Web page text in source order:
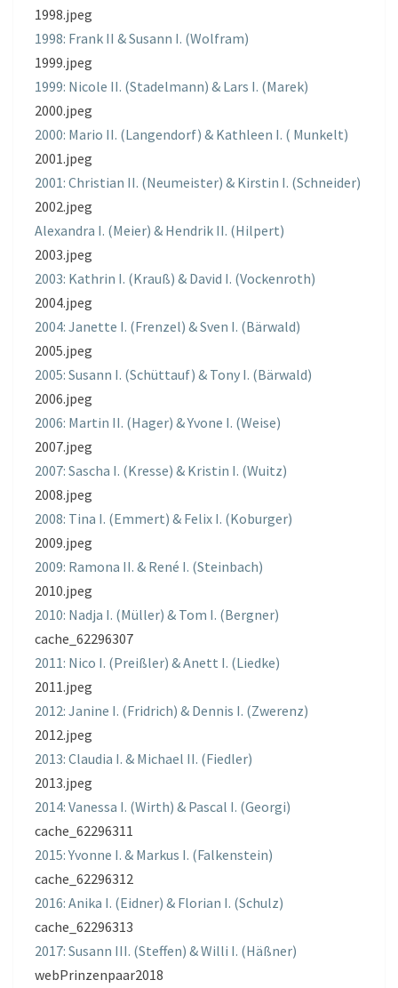
1998.jpeg
1998: Frank II & Susann I. (Wolfram)
1999.jpeg
1999: Nicole II. (Stadelmann) & Lars I. (Marek)
2000.jpeg
2000: Mario II. (Langendorf) & Kathleen I. ( Munkelt)
2001.jpeg
2001: Christian II. (Neumeister) & Kirstin I. (Schneider)
2002.jpeg
Alexandra I. (Meier) & Hendrik II. (Hilpert)
2003.jpeg
2003: Kathrin I. (Krauß) & David I. (Vockenroth)
2004.jpeg
2004: Janette I. (Frenzel) & Sven I. (Bärwald)
2005.jpeg
2005: Susann I. (Schüttauf) & Tony I. (Bärwald)
2006.jpeg
2006: Martin II. (Hager) & Yvone I. (Weise)
2007.jpeg
2007: Sascha I. (Kresse) & Kristin I. (Wuitz)
2008.jpeg
2008: Tina I. (Emmert) & Felix I. (Koburger)
2009.jpeg
2009: Ramona II. & René I. (Steinbach)
2010.jpeg
2010: Nadja I. (Müller) & Tom I. (Bergner)
cache_62296307
2011: Nico I. (Preißler) & Anett I. (Liedke)
2011.jpeg
2012: Janine I. (Fridrich) & Dennis I. (Zwerenz)
2012.jpeg
2013: Claudia I. & Michael II. (Fiedler)
2013.jpeg
2014: Vanessa I. (Wirth) & Pascal I. (Georgi)
cache_62296311
2015: Yvonne I. & Markus I. (Falkenstein)
cache_62296312
2016: Anika I. (Eidner) & Florian I. (Schulz)
cache_62296313
2017: Susann III. (Steffen) & Willi I. (Häßner)
webPrinzenpaar2018